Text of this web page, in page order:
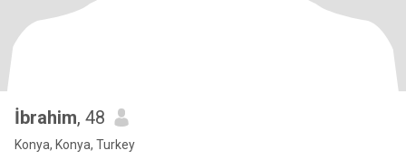
İbrahim, 48
Konya, Konya, Turkey